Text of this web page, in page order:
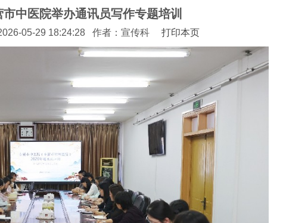
中医院举办通讯员写作专题培训
05-29 18:24:28 作者：宣传科 打印本页